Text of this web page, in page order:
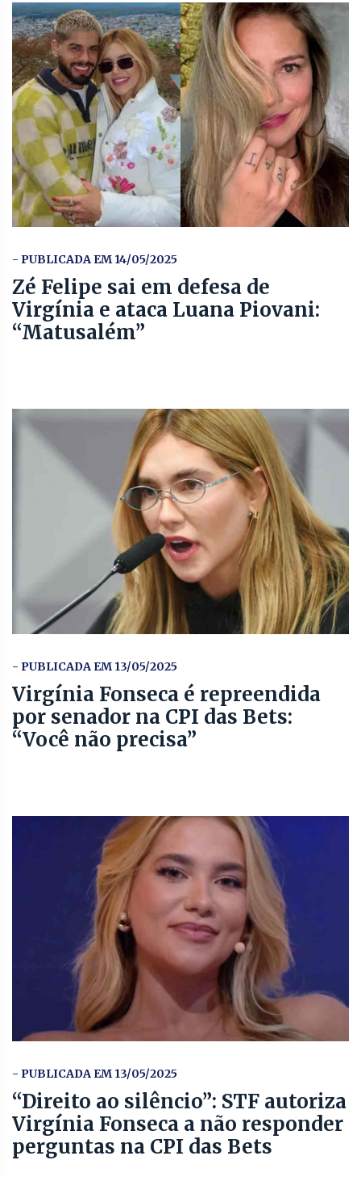
- PUBLICADA EM 14/05/2025
Zé Felipe sai em defesa de
Virgínia e ataca Luana Piovani:
“Matusalém”
- PUBLICADA EM 13/05/2025
Virgínia Fonseca é repreendida
por senador na CPI das Bets:
“Você não precisa”
- PUBLICADA EM 13/05/2025
“Direito ao silêncio”: STF autoriza
Virgínia Fonseca a não responder
perguntas na CPI das Bets